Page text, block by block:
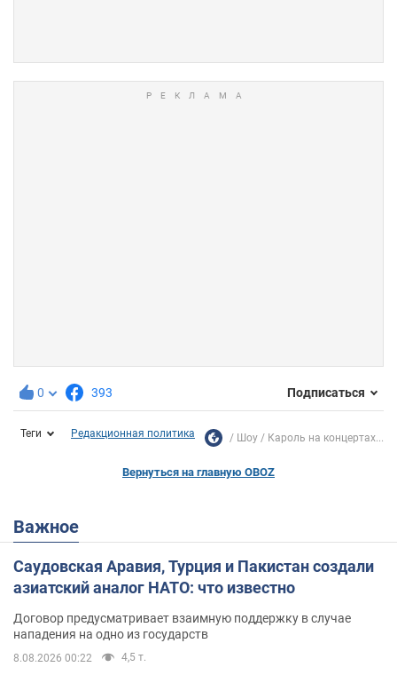
0 393 Подписаться
Теги Редакционная политика Шоу Кароль на концертах...
Вернуться на главную OBOZ
Важное
Саудовская Аравия, Турция и Пакистан создали
азиатский аналог НАТО: что известно
Договор предусматривает взаимную поддержку в случае
нападения на одно из государств
8.08.2026 00:22 4,5 т.